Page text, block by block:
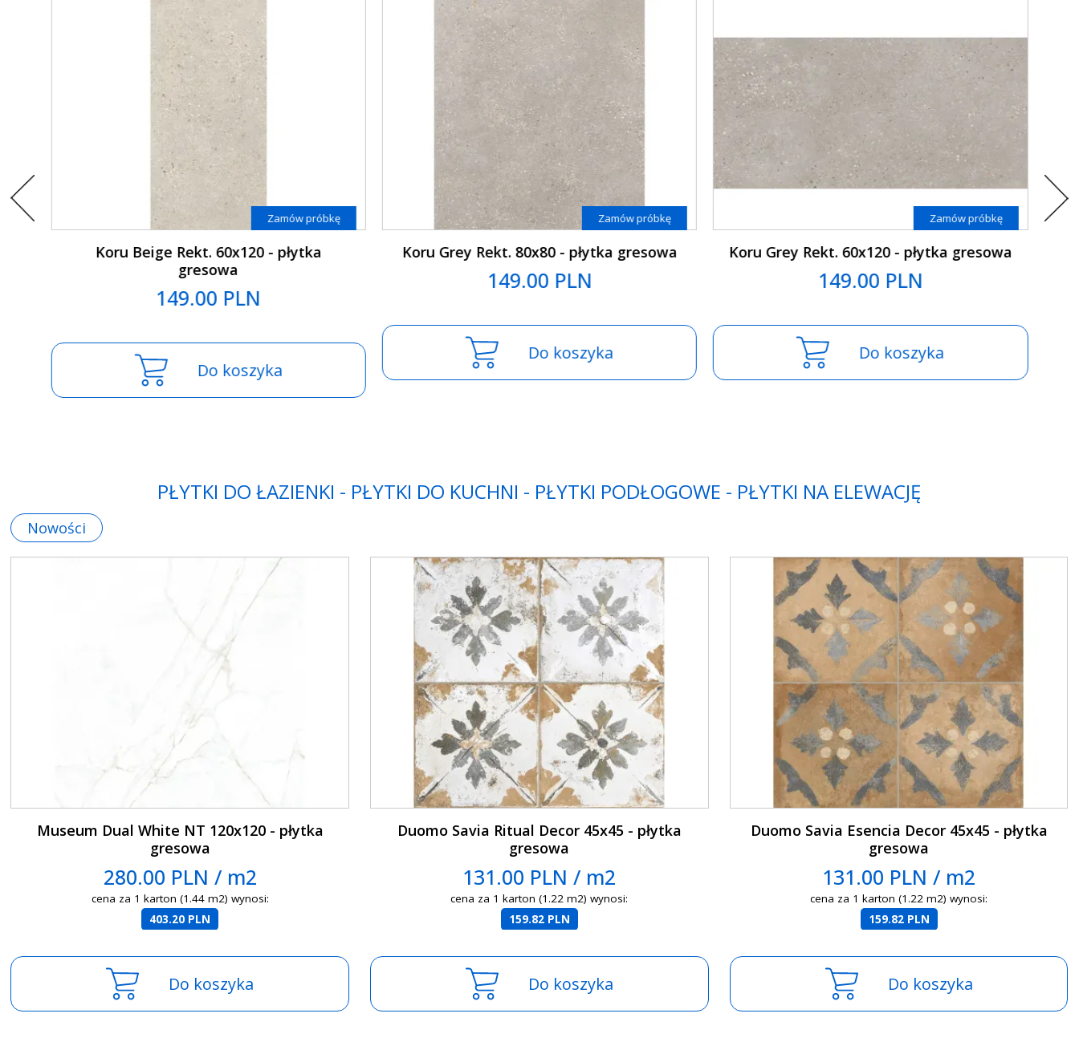
Zamów próbkę
Koru Grey Rekt. 80x80 - płytka gresowa
149.00 PLN
Zamów próbkę
Koru Grey Rekt. 60x120 - płytka gresowa
149.00 PLN
Do koszyka
Zamów próbkę
Koru Beige Rekt. 120x120 - płytka
gresowa
PŁYTKI DO ŁAZIENKI - PŁYTKI DO KUCHNI - PŁYTKI PODŁOGOWE - PŁYTKI NA ELEWACJĘ
Nowości
Museum Dual White NT 120x120 - płytka
gresowa
280.00 PLN / m2
cena za 1 karton (1.44 m2) wynosi:
403.20 PLN
Do koszyka
Duomo Savia Ritual Decor 45x45 - płytka
gresowa
131.00 PLN / m2
cena za 1 karton (1.22 m2) wynosi:
159.82 PLN
Do koszyka
Duomo Savia Esencia Decor 45x45 - płytka
gresowa
131.00 PLN / m2
cena za 1 karton (1.22 m2) wynosi:
159.82 PLN
Do koszyka